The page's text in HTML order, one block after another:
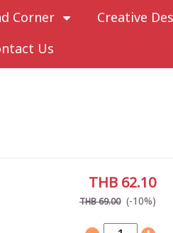
Corner
Creative
Us
THB 62.10
THB 69.00 (-10%)